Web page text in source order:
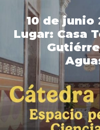
10 de junio
Lugar: Casa